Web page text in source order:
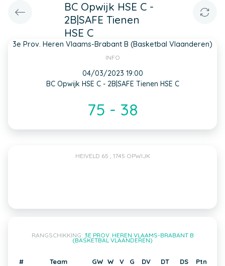
BC Opwijk HSE C -
2B|SAFE Tienen
HSE C
3e Prov. Heren Vlaams-Brabant B (Basketbal Vlaanderen)
INFO
04/03/2023 19:00
BC Opwijk HSE C - 2B|SAFE Tienen HSE C
75 - 38
HEIVELD 65 , 1745 OPWIJK
RANGSCHIKKING: 3E PROV. HEREN VLAAMS-BRABANT B
(BASKETBAL VLAANDEREN)
# Team GW W V G DV DT DS Ptn